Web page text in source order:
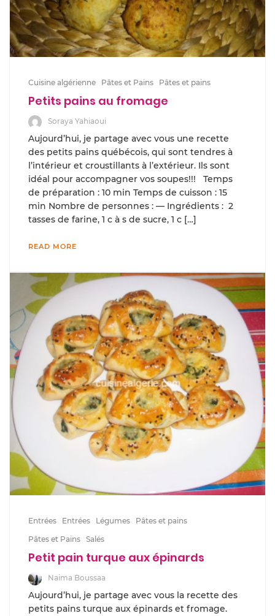
Cuisine algérienne Pâtes et Pains Pâtes et pains
Petits pains au fromage
Soraya Yahiaoui
Aujourd’hui, je partage avec vous une recette
des petits pains québécois, qui sont tendres à
l’intérieur et croustillants à l’extérieur. Ils sont
idéal pour accompagner vos soupes!!! Temps
de préparation : 10 min Temps de cuisson : 15
min Nombre de personnes : — Ingrédients : 2
tasses de farine, 1 c à s de sucre, 1 c […]
READ MORE
Entrées Entrées Légumes
Pâtes et pains
Pâtes et Pains Salés
Petit pain turque aux épinards
Naima Boussaa
Aujourd’hui, je partage avec vous la recette des
petits pains turque aux épinards et fromage.